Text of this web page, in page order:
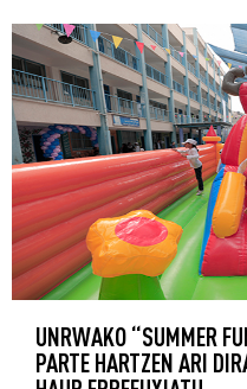
UNRWAKO “SUMMER
PARTE HARTZEN ARI